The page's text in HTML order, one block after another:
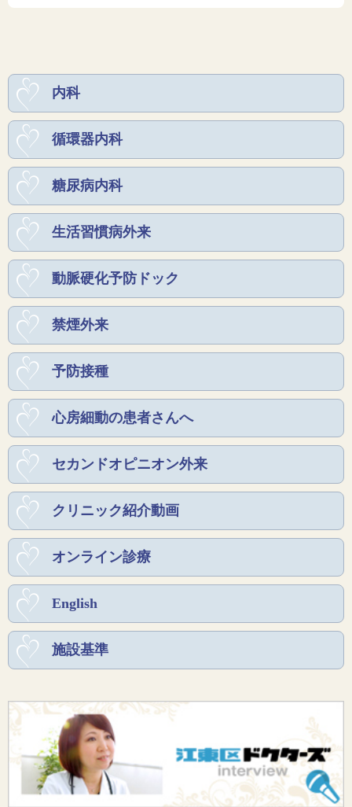
内科
循環器内科
糖尿病内科
生活習慣病外来
動脈硬化予防ドック
禁煙外来
予防接種
心房細動の患者さんへ
セカンドオピニオン外来
クリニック紹介動画
オンライン診療
English
施設基準